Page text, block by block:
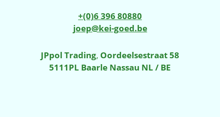
+(0)6 396 80880
joep@kei-goed.be
JPpol Trading, Oordeelsestraat 58
5111PL Baarle Nassau NL / BE